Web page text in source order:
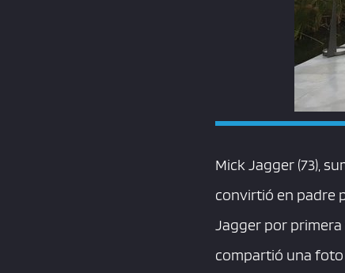
Mick Jagger (73),
convirtió en padre
Jagger por primera
compartió una foto